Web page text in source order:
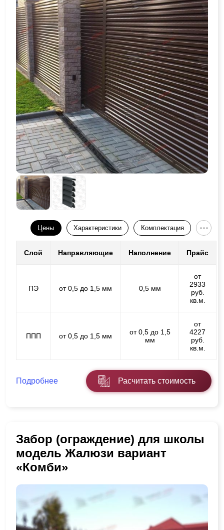
Цены Характеристики Комплектация
Слой Направляющие Наполнение Прайс
ПЭ от 0,5 до 1,5 мм 0,5 мм
от
2933
руб.
кв.м.
ППП от 0,5 до 1,5 мм
от 0,5 до 1,5
мм
от
4227
руб.
кв.м.
Подробнее Расчитать стоимость
Забор (ограждение) для школы
модель Жалюзи вариант
«Комби»